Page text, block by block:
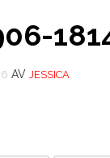
AV JESSICA